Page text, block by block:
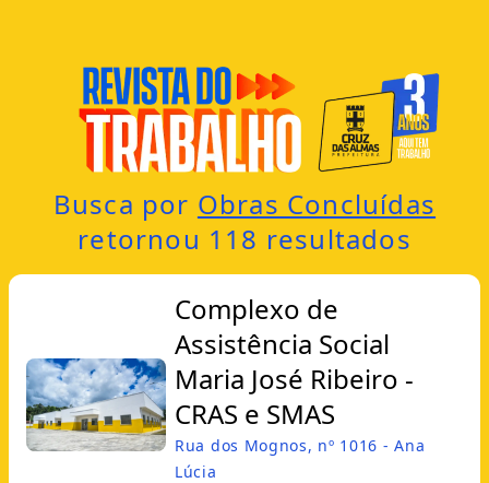
Busca por Obras Concluídas
retornou 118 resultados
Complexo de
Assistência Social
Maria José Ribeiro -
CRAS e SMAS
Rua dos Mognos, nº 1016 - Ana
Lúcia